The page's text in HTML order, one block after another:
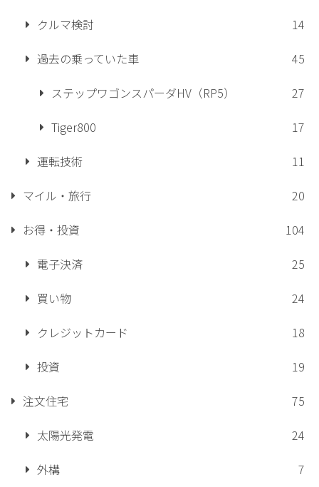
クルマ検討
14
過去の乗っていた車
45
ステップワゴンスパーダHV（RP5）
27
Tiger800
17
運転技術
11
マイル・旅行
20
お得・投資
104
電子決済
25
買い物
24
クレジットカード
18
投資
19
注文住宅
75
太陽光発電
24
外構
7